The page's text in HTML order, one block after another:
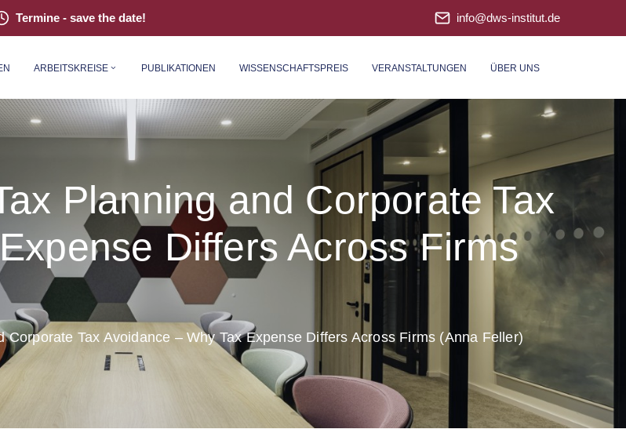
Termine - save the date! info@dws-institut.de
ARBEITSKREISE PUBLIKATIONEN WISSENSCHAFTSPREIS VERANSTALTUNGEN ÜBER UNS
Planning and Corporate Tax
Differs Across Firms
Corporate Tax Avoidance – Why Tax Expense Differs Across Firms (Anna Feller)